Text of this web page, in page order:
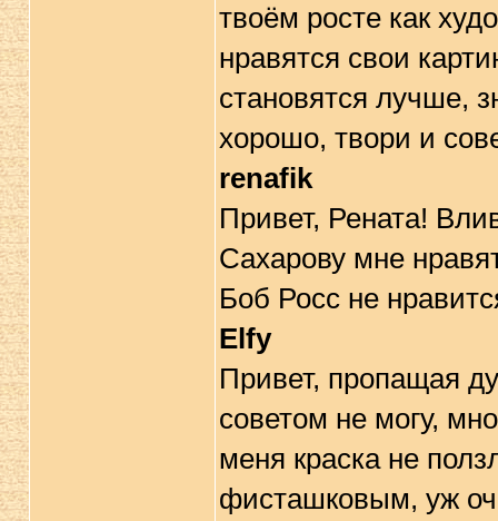
твоём росте как
нравятся свои
становятся лучше,
хорошо, твори и
renafik
Привет, Рената!
Сахарову мне
Боб Росс не
Elfy
Привет, пропащая
советом не могу,
меня краска не
фисташковым, уж